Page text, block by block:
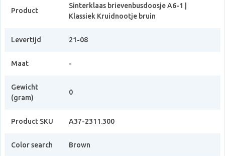
Product
Sinterklaas brievenbusdoosje A6-1 |
Klassiek Kruidnootje bruin
Levertijd 21-08
Maat -
Gewicht
(gram)
0
Product SKU A37-2311.300
Color search Brown